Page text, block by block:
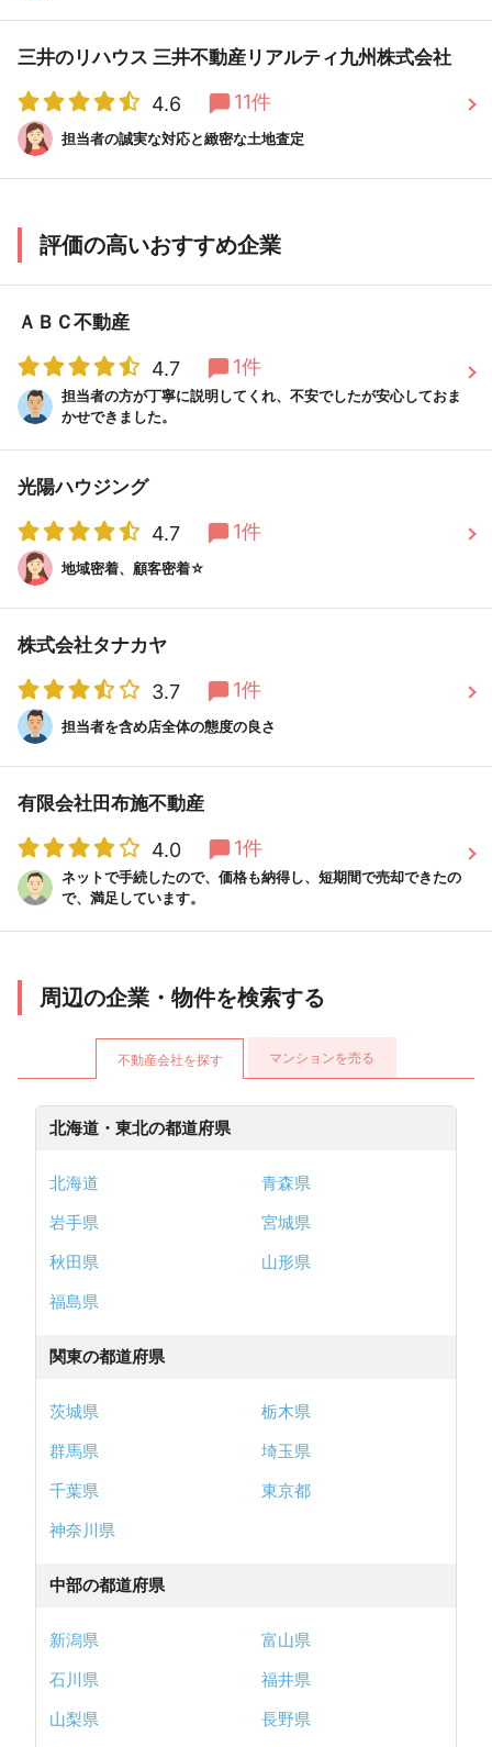
三井のリハウス 三井不動産リアルティ九州株式会社
4.6 11件
担当者の誠実な対応と緻密な土地査定
評価の高いおすすめ企業
ＡＢＣ不動産
4.7 1件
担当者の方が丁寧に説明してくれ、不安でしたが安心しておま
かせできました。
光陽ハウジング
4.7 1件
地域密着、顧客密着☆
株式会社タナカヤ
3.7 1件
担当者を含め店全体の態度の良さ
有限会社田布施不動産
4.0 1件
ネットで手続したので、価格も納得し、短期間で売却できたの
で、満足しています。
周辺の企業・物件を検索する
不動産会社を探す マンションを売る
北海道・東北の都道府県
北海道
青森県
岩手県
宮城県
秋田県
山形県
福島県
関東の都道府県
茨城県
栃木県
群馬県
埼玉県
千葉県
東京都
神奈川県
中部の都道府県
新潟県
富山県
石川県
福井県
山梨県
長野県